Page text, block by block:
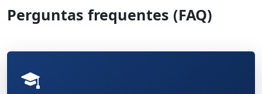
Perguntas frequentes (FAQ)